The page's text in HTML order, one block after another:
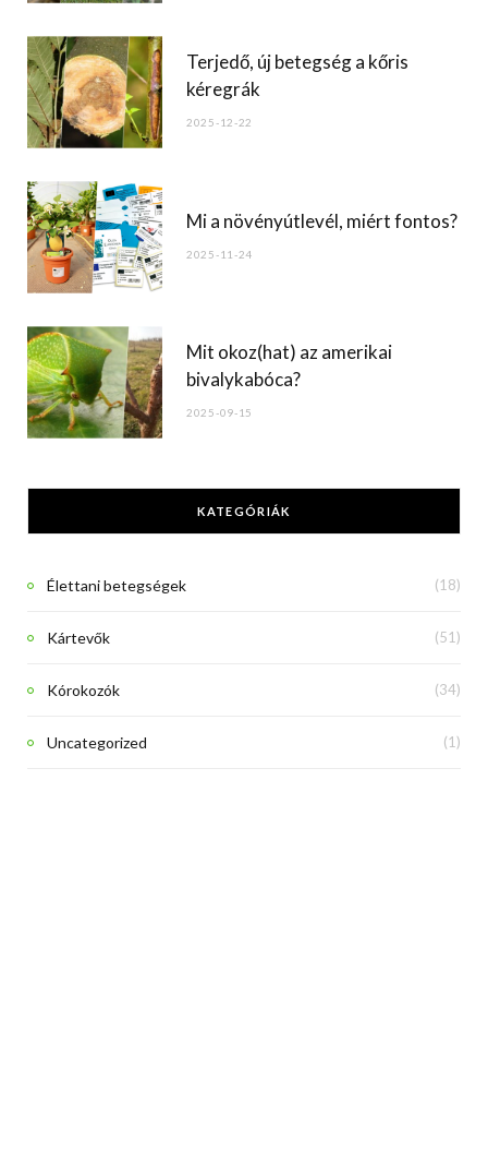
Terjedő, új betegség a kőris
kéregrák
2025-12-22
Mi a növényútlevél, miért fontos?
2025-11-24
Mit okoz(hat) az amerikai
bivalykabóca?
2025-09-15
KATEGÓRIÁK
Élettani betegségek (18)
Kártevők (51)
Kórokozók (34)
Uncategorized (1)